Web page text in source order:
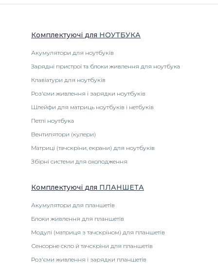
Комплектуючі для НОУТБУКА
Акумулятори для ноутбуків
Зарядні пристрої та блоки живлення для ноутбука
Клавіатури для ноутбуків
Роз'єми живлення і зарядки ноутбуків
Шлейфи для матриць ноутбуків і нетбуків
Петлі ноутбука
Вентилятори (кулери)
Матриці (тачскріни, екрани) для ноутбуків
Збірні системи для охолодження
Комплектуючі для ПЛАНШЕТА
Акумулятори для планшетів
Блоки живлення для планшетів
Модулі (матриця з тачскріном) для планшетів
Сенсорне скло й тачскріни для планшетів
Роз'єми живлення і зарядки планшетів